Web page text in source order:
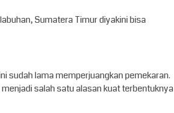
Sumatera Timur diyakini bisa
sudah lama memperjuangkan pemekaran.
salah satu alasan kuat terbentuknya